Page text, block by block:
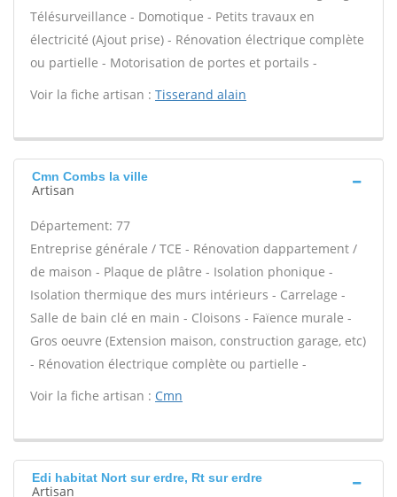
Télésurveillance - Domotique - Petits travaux en
électricité (Ajout prise) - Rénovation électrique complète
ou partielle - Motorisation de portes et portails -
Voir la fiche artisan : Tisserand alain
Cmn Combs la ville
Artisan
Département: 77
Entreprise générale / TCE - Rénovation dappartement /
de maison - Plaque de plâtre - Isolation phonique -
Isolation thermique des murs intérieurs - Carrelage -
Salle de bain clé en main - Cloisons - Faïence murale -
Gros oeuvre (Extension maison, construction garage, etc)
- Rénovation électrique complète ou partielle -
Voir la fiche artisan : Cmn
Edi habitat Nort sur erdre, Rt sur erdre
Artisan